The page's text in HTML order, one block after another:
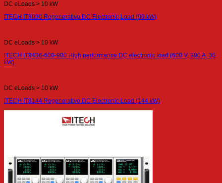
DC eLoads > 10 kW
ITECH IT8090 Regenerative DC Electronic Load (90 kW)
DC eLoads > 10 kW
ITECH IT8436-600-900 High performance DC electronic load (600 V, 900 A, 36
kW)
DC eLoads > 10 kW
ITECH IT8144 Regenerative DC Electronic Load (144 kW)